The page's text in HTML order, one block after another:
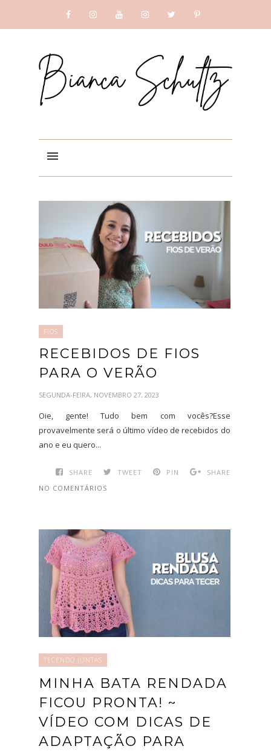
FIOS
RECEBIDOS DE FIOS
PARA O VERÃO
SEGUNDA-FEIRA, NOVEMBRO 27, 2023
Oie, gente! Tudo bem com vocês?Esse
provavelmente será o último vídeo de recebidos do
ano e eu quero...
SHARE TWEET PIN
SHARE
NO COMENTÁRIOS
TECENDO JUNTAS
MINHA BATA RENDADA
FICOU PRONTA! ~
VÍDEO COM DICAS DE
ADAPTAÇÃO PARA